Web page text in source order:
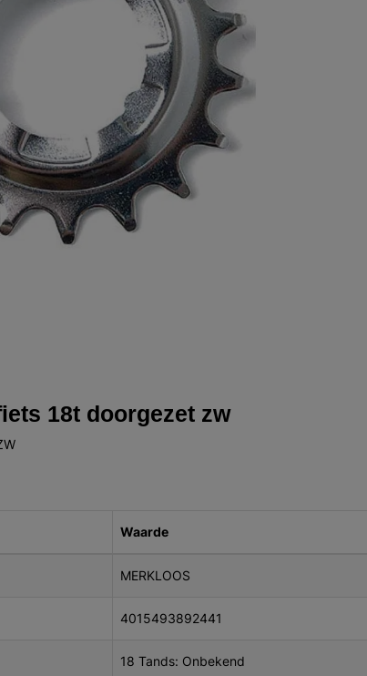
18t doorgezet zw
Waarde
MERKLOOS
4015493892441
18 Tands: Onbekend